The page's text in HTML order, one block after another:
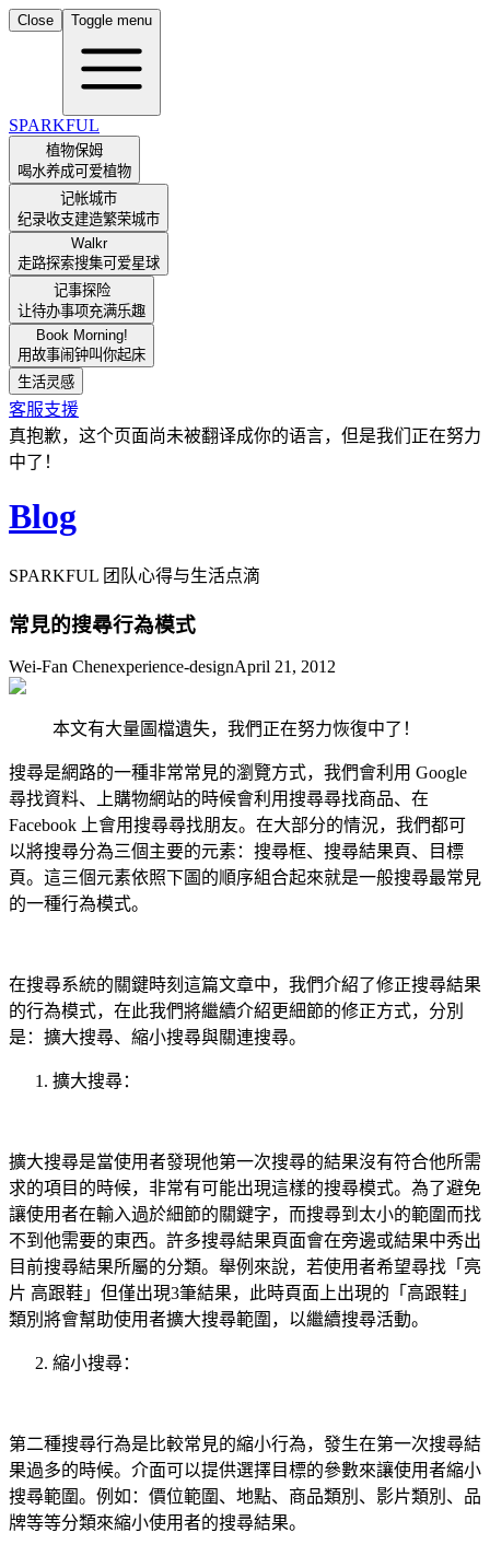
Close Toggle menu
SPARKFUL
植物保姆
喝水养成可爱植物
记帐城市
纪录收支建造繁荣城市
Walkr
走路探索搜集可爱星球
记事探险
让待办事项充满乐趣
Book Morning!
用故事闹钟叫你起床
生活灵感
客服支援
真抱歉，这个页面尚未被翻译成你的语言，但是我们正在努力
中了！
Blog
SPARKFUL 团队心得与生活点滴
常見的搜尋行為模式
Wei-Fan Chenexperience-designApril 21, 2012
本文有大量圖檔遺失，我們正在努力恢復中了！
搜尋是網路的一種非常常見的瀏覽方式，我們會利用 Google
尋找資料、上購物網站的時候會利用搜尋尋找商品、在
Facebook 上會用搜尋尋找朋友。在大部分的情況，我們都可
以將搜尋分為三個主要的元素：搜尋框、搜尋結果頁、目標
頁。這三個元素依照下圖的順序組合起來就是一般搜尋最常見
的一種行為模式。
在搜尋系統的關鍵時刻這篇文章中，我們介紹了修正搜尋結果
的行為模式，在此我們將繼續介紹更細節的修正方式，分別
是：擴大搜尋、縮小搜尋與關連搜尋。
擴大搜尋：
擴大搜尋是當使用者發現他第一次搜尋的結果沒有符合他所需
求的項目的時候，非常有可能出現這樣的搜尋模式。為了避免
讓使用者在輸入過於細節的關鍵字，而搜尋到太小的範圍而找
不到他需要的東西。許多搜尋結果頁面會在旁邊或結果中秀出
目前搜尋結果所屬的分類。舉例來說，若使用者希望尋找「亮
片 高跟鞋」但僅出現3筆結果，此時頁面上出現的「高跟鞋」
類別將會幫助使用者擴大搜尋範圍，以繼續搜尋活動。
縮小搜尋：
第二種搜尋行為是比較常見的縮小行為，發生在第一次搜尋結
果過多的時候。介面可以提供選擇目標的參數來讓使用者縮小
搜尋範圍。例如：價位範圍、地點、商品類別、影片類別、品
牌等等分類來縮小使用者的搜尋結果。